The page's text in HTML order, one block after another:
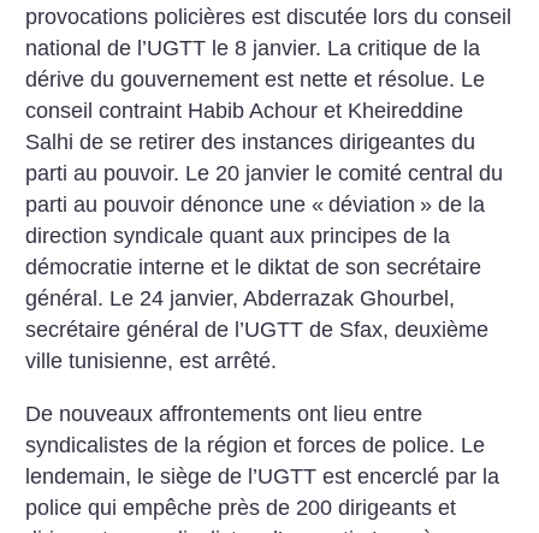
provocations policières est discutée lors du conseil
national de l’UGTT le 8 janvier. La critique de la
dérive du gouvernement est nette et résolue. Le
conseil contraint Habib Achour et Kheireddine
Salhi de se retirer des instances dirigeantes du
parti au pouvoir. Le 20 janvier le comité central du
parti au pouvoir dénonce une « déviation » de la
direction syndicale quant aux principes de la
démocratie interne et le diktat de son secrétaire
général. Le 24 janvier, Abderrazak Ghourbel,
secrétaire général de l’UGTT de Sfax, deuxième
ville tunisienne, est arrêté.
De nouveaux affrontements ont lieu entre
syndicalistes de la région et forces de police. Le
lendemain, le siège de l’UGTT est encerclé par la
police qui empêche près de 200 dirigeants et